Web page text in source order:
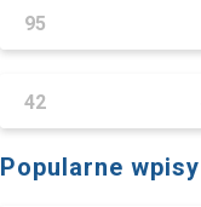
95
42
Popularne wpisy